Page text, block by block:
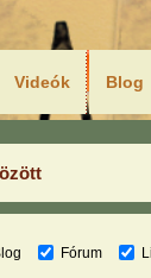
Videók Blog
Fórum